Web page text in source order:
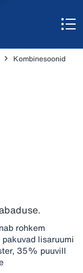
Kombinesoonid
rohkem
lisaruumi
35% puuvill